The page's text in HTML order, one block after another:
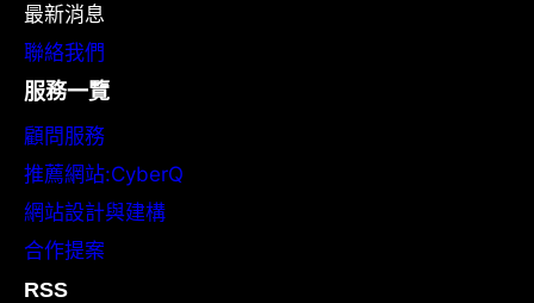
最新消息
聯絡我們
服務一覽
顧問服務
推薦網站:CyberQ
網站設計與建構
合作提案
RSS